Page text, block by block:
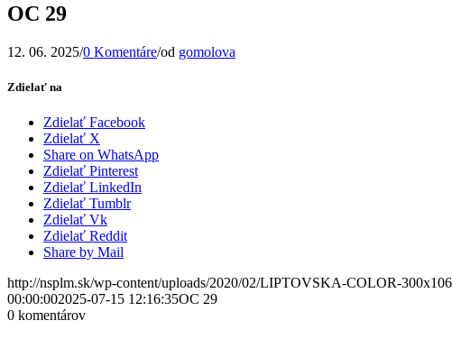
OC 29
12. 06. 2025/0 Komentáre/od gomolova
Zdielať na
Zdielať Facebook
Zdielať X
Share on WhatsApp
Zdielať Pinterest
Zdielať LinkedIn
Zdielať Tumblr
Zdielať Vk
Zdielať Reddit
Share by Mail
http://nsplm.sk/wp-content/uploads/2020/02/LIPTOVSKA-COLOR-
00:00:002025-07-15 12:16:35OC 29
0 komentárov